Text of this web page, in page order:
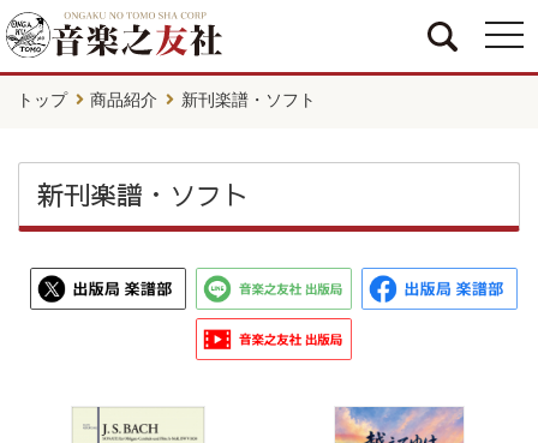
トップ 商品紹介 新刊楽譜・ソフト
新刊楽譜・ソフト